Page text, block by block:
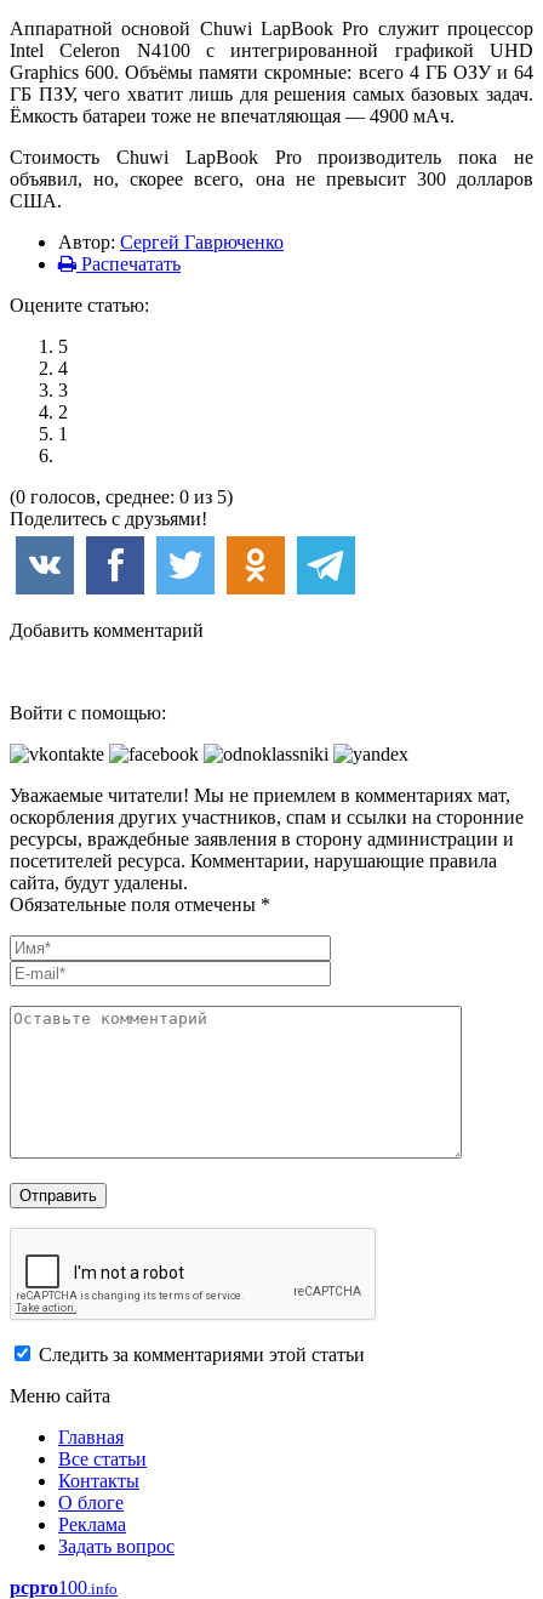
Аппаратной основой Chuwi LapBook Pro служит процессор
Intel Celeron N4100 с интегрированной графикой UHD
Graphics 600. Объёмы памяти скромные: всего 4 ГБ ОЗУ и 64
ГБ ПЗУ, чего хватит лишь для решения самых базовых задач.
Ёмкость батареи тоже не впечатляющая — 4900 мАч.
Стоимость Chuwi LapBook Pro производитель пока не
объявил, но, скорее всего, она не превысит 300 долларов
США.
Автор: Сергей Гаврюченко
Распечатать
Оцените статью:
5
4
3
2
1
(0 голосов, среднее: 0 из 5)
Поделитесь с друзьями!
Добавить комментарий
Войти с помощью:
Уважаемые читатели! Мы не приемлем в комментариях мат,
оскорбления других участников, спам и ссылки на сторонние
ресурсы, враждебные заявления в сторону администрации и
посетителей ресурса. Комментарии, нарушающие правила
сайта, будут удалены.
Обязательные поля отмечены *
Следить за комментариями этой статьи
Меню сайта
Главная
Все статьи
Контакты
О блоге
Реклама
Задать вопрос
pcpro100.info